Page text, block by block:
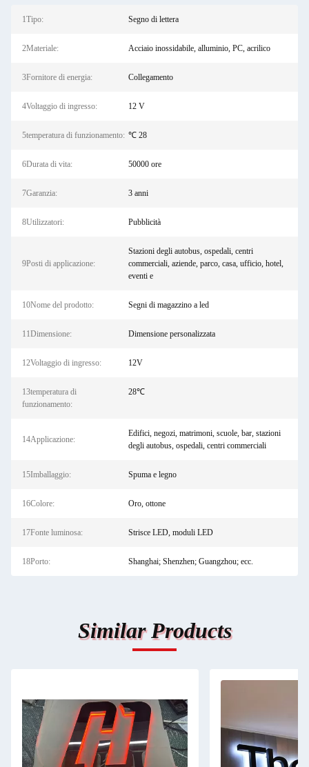
1Tipo: Segno di lettera
2Materiale: Acciaio inossidabile, alluminio, PC, acrilico
3Fornitore di energia: Collegamento
4Voltaggio di ingresso: 12 V
5temperatura di funzionamento: ℃ 28
6Durata di vita: 50000 ore
7Garanzia: 3 anni
8Utilizzatori: Pubblicità
9Posti di applicazione:
Stazioni degli autobus, ospedali, centri
commerciali, aziende, parco, casa, ufficio, hotel,
eventi e
10Nome del prodotto: Segni di magazzino a led
11Dimensione: Dimensione personalizzata
12Voltaggio di ingresso: 12V
13temperatura di
funzionamento:
28℃
14Applicazione:
Edifici, negozi, matrimoni, scuole, bar, stazioni
degli autobus, ospedali, centri commerciali
15Imballaggio: Spuma e legno
16Colore: Oro, ottone
17Fonte luminosa: Strisce LED, moduli LED
18Porto: Shanghai; Shenzhen; Guangzhou; ecc.
Similar Products